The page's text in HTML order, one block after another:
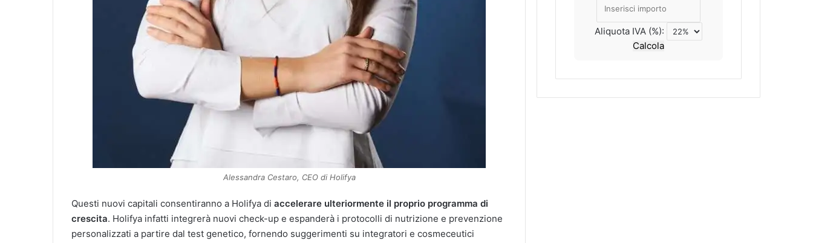
Alessandra Cestaro, CEO di Holifya
Questi nuovi capitali consentiranno a Holifya di accelerare ulteriormente il proprio programma di
crescita. Holifya infatti integrerà nuovi check-up e espanderà i protocolli di nutrizione e prevenzione
personalizzati a partire dal test genetico, fornendo suggerimenti su integratori e cosmeceutici
Aliquota IVA (%):
Calcola